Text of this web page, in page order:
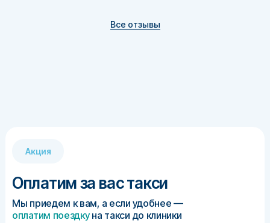
Все отзывы
Акция
Оплатим за вас такси
Мы приедем к вам, а если удобнее —
оплатим поездкуна такси до клиники